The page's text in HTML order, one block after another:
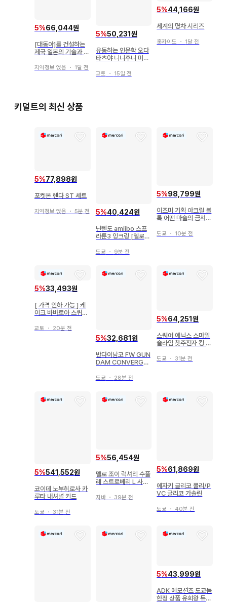
5%66,044원
[대동아]를 건설하는
제국 일본의 기술과 이
지역정보 없음 ・ 1달 전
5%50,231원
유동하는 인문학 오다
타츠야 니니후니 미나
기 호류의 복수 논리
교토 ・ 15일 전
5%44,166원
세계의 명차 시리즈
홋카이도 ・ 1달 전
키덜트의 최신 상품
5%77,898원
포켓몬 렌다 ST 세트
지역정보 없음 ・ 5분 전 5%40,424원
닌텐도 amiibo 스프
라툰3 잉크링 [옐로
도쿄 ・ 9분 전
5%98,799원
이즈미 기획 아크릴 블
록 어떤 마술의 금서목
카자리
도쿄 ・ 10분 전
5%33,493원
[ 가격 인하 가능 ] 케
이크 바바로아 스퀴즈
교토 ・ 20분 전
5%32,681원
반다이남코 FW GUN
DAM CONVERGE
O 더블오 건담
도쿄 ・ 28분 전
5%64,251원
스퀘어 에닉스 스마일
슬라임 찻주전자 킹 슬
도쿄 ・ 31분 전
5%541,552원
코이데 노부히로사 카
루타 내셔널 키드
도쿄 ・ 31분 전
5%56,454원
멜로 조이 럭셔리 수플
레 스트로베리 L 사이
지바・ 39분 전
5%61,869원
에자키 글리코 폴리/P
VC 글리코 가솔린
도쿄 ・ 40분 전
5%43,999원
ADK 에모션즈 도쿄돔
한정 상품 유희왕 듀얼